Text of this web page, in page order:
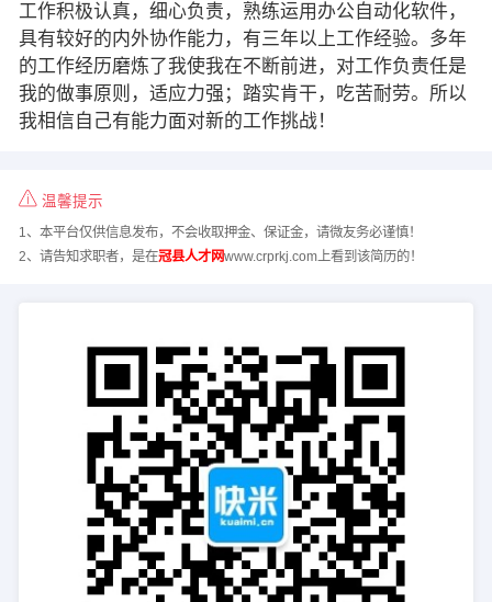
工作积极认真，细心负责，熟练运用办公自动化软件，
具有较好的内外协作能力，有三年以上工作经验。多年
的工作经历磨炼了我使我在不断前进，对工作负责任是
我的做事原则，适应力强；踏实肯干，吃苦耐劳。所以
我相信自己有能力面对新的工作挑战！
温馨提示
1、本平台仅供信息发布，不会收取押金、保证金，请微友务必谨慎！
2、请告知求职者，是在冠县人才网www.crprkj.com上看到该简历的！